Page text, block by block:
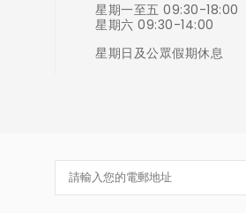
星期一至五 09:30-18:00
星期六 09:30-14:00
星期日及公眾假期休息